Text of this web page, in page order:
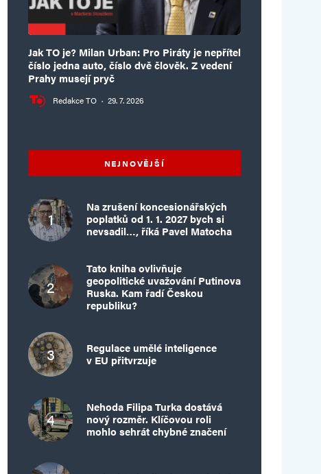
Jak TO je? Milan Urban: Pro Piráty je nepřítel
číslo jedna auto, číslo dvě člověk. Z vedení
Prahy musejí pryč
Redakce TO · 29. 7. 2026
NEJNOVĚJŠÍ
Na zrušení koncesionářských
poplatků od 1. 1. 2027 bych si
nevsadil…, říká Pavel Matocha
Tato kniha ovlivňuje
geopolitické uvažování Putinova
Ruska. Kam řadí Českou
republiku?
Regulace umělé inteligence
v EU přitvrzuje
Nehoda Filipa Turka dostává
nový rozměr. Klíčovou roli
mohlo sehrát chybné značení